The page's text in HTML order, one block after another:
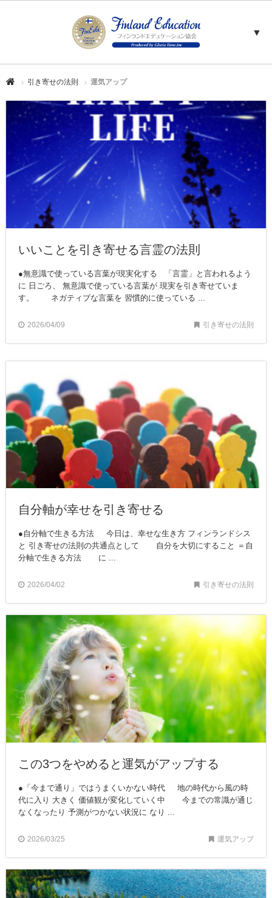
▼
引き寄せの法則 運気アップ
いいことを引き寄せる言霊の法則
●無意識で使っている言葉が現実化する 「言霊」と言われるよう
に 日ごろ、 無意識で使っている言葉が 現実を引き寄せていま
す。 ネガティブな言葉を 習慣的に使っている ...
2026/04/09 引き寄せの法則
自分軸が幸せを引き寄せる
●自分軸で生きる方法 今日は、幸せな生き方 フィンランドシス
と 引き寄せの法則の共通点として 自分を大切にすること ＝自
分軸で生きる方法 に ...
2026/04/02 引き寄せの法則
この3つをやめると運気がアップする
●「今まで通り」ではうまくいかない時代 地の時代から風の時
代に入り 大きく 価値観が変化していく中 今までの常識が通じ
なくなったり 予測がつかない状況に なり ...
2026/03/25 運気アップ